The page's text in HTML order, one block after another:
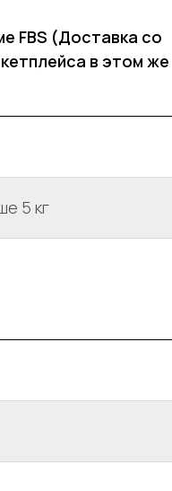
FBS (Доставка со
в этом же
5 кг